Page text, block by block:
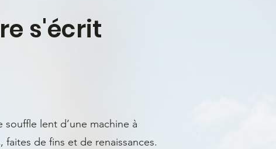
s'écrit
souffle lent d’une machine à
de fins et de renaissances.